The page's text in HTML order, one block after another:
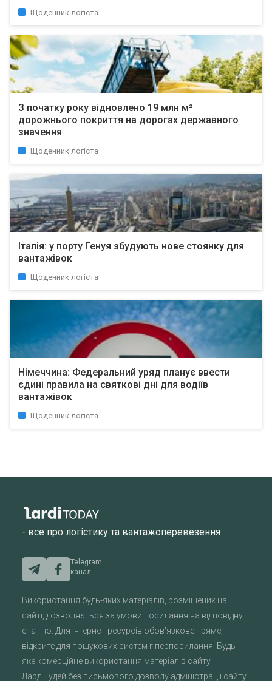
Щоденник логіста
З початку року відновлено 19 млн м²
дорожнього покриття на дорогах державного
значення
Щоденник логіста
Італія: у порту Генуя збудують нове стоянку для
вантажівок
Щоденник логіста
Німеччина: Федеральний уряд планує ввести
єдині правила на святкові дні для водіїв
вантажівок
Щоденник логіста
- все про логістику та вантажоперевезення
Telegram
канал
Використання будь-яких матеріалів, розміщених на
сайті, дозволяється за умови посилання на відповідну
статтю. Для інтернет-ресурсів обов'язкове пряме,
відкрите для пошукових систем гіперпосилання. Будь-
яке комерційне використання матеріалів сайту
ЛардіТудей без письмового дозволу адміністрації сайту